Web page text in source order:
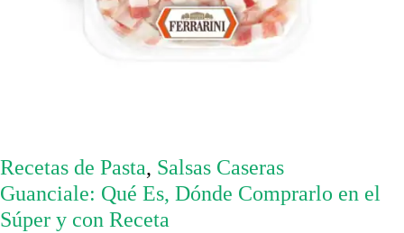
Recetas de Pasta, Salsas Caseras
Guanciale: Qué Es, Dónde Comprarlo en el
Súper y con Receta